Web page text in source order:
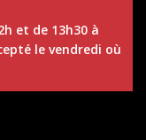
et de 13h30 à
le vendredi où